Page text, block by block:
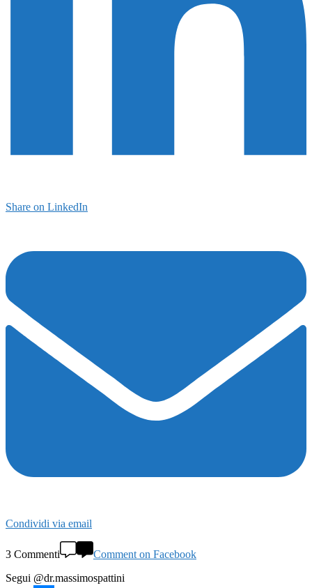
Share on LinkedIn
Condividi via email
3 Commenti
Comment on Facebook
Segui @dr.massimospattini